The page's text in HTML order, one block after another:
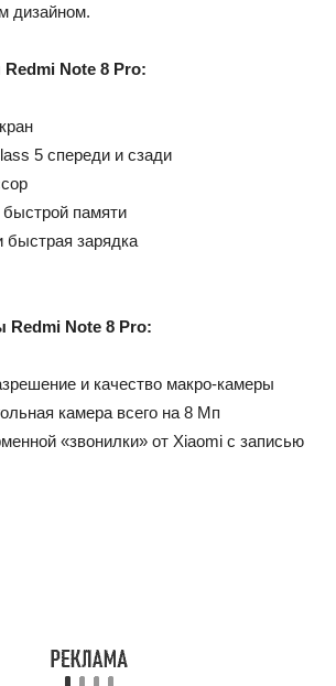
дизайном.
Note 8 Pro:
5 спереди и сзади
памяти
быстрая зарядка
Note 8 Pro:
и качество макро-камеры
камера всего на 8 Мп
«звонилки» от Xiaomi с записью